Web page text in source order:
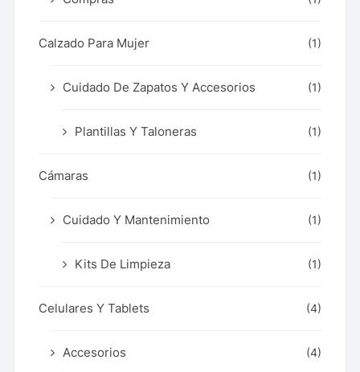
Calzado Para Mujer (1)
Cuidado De Zapatos Y Accesorios (1)
Plantillas Y Taloneras (1)
Cámaras (1)
Cuidado Y Mantenimiento (1)
Kits De Limpieza (1)
Celulares Y Tablets (4)
Accesorios (4)